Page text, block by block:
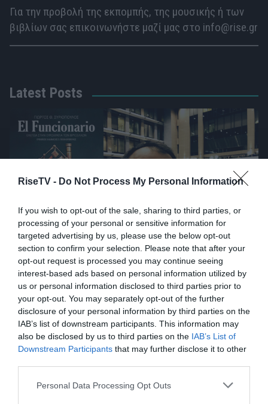
RiseTV - Do Not Process My Personal Information
If you wish to opt-out of the sale, sharing to third parties, or
processing of your personal or sensitive information for
targeted advertising by us, please use the below opt-out
section to confirm your selection. Please note that after your
opt-out request is processed you may continue seeing
interest-based ads based on personal information utilized by
us or personal information disclosed to third parties prior to
your opt-out. You may separately opt-out of the further
disclosure of your personal information by third parties on the
IAB’s list of downstream participants. This information may
also be disclosed by us to third parties on the IAB’s List of
Downstream Participants that may further disclose it to other
Please note that this website/app uses one or more Google
Personal Data Processing Opt Outs
Για την προβολή της εκπομπής, της μουσικής ή των
βιβλίων σας επικοινωνήστε μαζί μας στο info@rise.gr
Latest Posts
To Rise TV διάβασε και προτείνει El
Funcionario του Γεώργιου Θ.
Συριόπουλου από τις εκδόσεις Gema
πριν 1 ημέρα